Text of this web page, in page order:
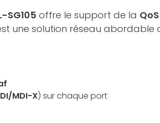
SG105 offre le support de la QoS
une solution réseau
MDI-X) sur chaque port